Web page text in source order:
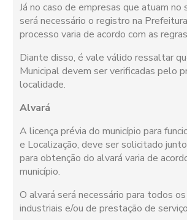
Já no caso de empresas que atuam
será necessário o registro na
processo varia de acordo com as
Diante disso, é vale válido ressaltar
Municipal devem ser verificadas pelo
localidade.
Alvará
A licença prévia do município para
e Localização, deve ser solicitado
para obtenção do alvará varia de
município.
O alvará será necessário para todos
industriais e/ou de prestação de